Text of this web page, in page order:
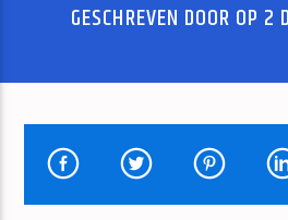
HUIDIG NUMMER
DE JUKEBOX
WIM DE MULDER
GESCHREVEN DOOR OP